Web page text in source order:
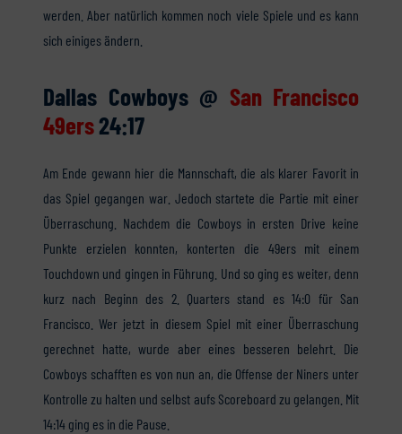
werden. Aber natürlich kommen noch viele Spiele und es kann
sich einiges ändern.
Dallas Cowboys @ San Francisco
49ers24:17
Am Ende gewann hier die Mannschaft, die als klarer Favorit in
das Spiel gegangen war. Jedoch startete die Partie mit einer
Überraschung. Nachdem die Cowboys in ersten Drive keine
Punkte erzielen konnten, konterten die 49ers mit einem
Touchdown und gingen in Führung. Und so ging es weiter, denn
kurz nach Beginn des 2. Quarters stand es 14:0 für San
Francisco. Wer jetzt in diesem Spiel mit einer Überraschung
gerechnet hatte, wurde aber eines besseren belehrt. Die
Cowboys schafften es von nun an, die Offense der Niners unter
Kontrolle zu halten und selbst aufs Scoreboard zu gelangen. Mit
14:14 ging es in die Pause.